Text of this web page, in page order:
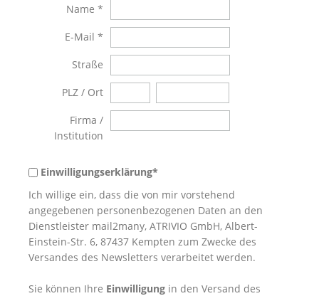
Name
E-Mail
Straße
PLZ / Ort
Firma /
Institution
Einwilligungserklärung*
Ich willige ein, dass die von mir vorstehend
angegebenen personenbezogenen Daten an den
Dienstleister mail2many, ATRIVIO GmbH, Albert-
Einstein-Str. 6, 87437 Kempten zum Zwecke des
Versandes des Newsletters verarbeitet werden.
Sie können Ihre Einwilligung in den Versand des